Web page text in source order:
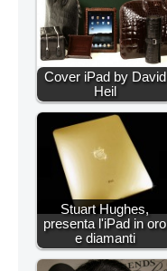
Cover iPad by David
Heil
Stuart Hughes,
presenta l'iPad in oro
e diamanti